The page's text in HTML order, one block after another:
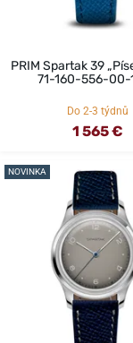
PRIM Spartak 39
71-160-556-
Do 2-3 týdnů
1 565 €
NOVINKA